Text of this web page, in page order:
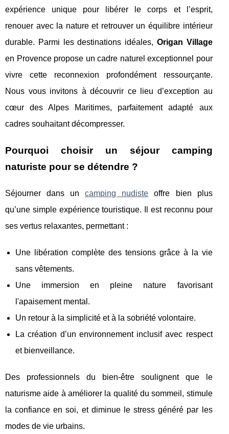
expérience unique pour libérer le corps et l’esprit,
renouer avec la nature et retrouver un équilibre intérieur
durable. Parmi les destinations idéales, Origan Village
en Provence propose un cadre naturel exceptionnel pour
vivre cette reconnexion profondément ressourçante.
Nous vous invitons à découvrir ce lieu d’exception au
cœur des Alpes Maritimes, parfaitement adapté aux
cadres souhaitant décompresser.
Pourquoi choisir un séjour camping
naturiste pour se détendre ?
Séjourner dans uncamping nudiste offre bien plus
qu’une simple expérience touristique. Il est reconnu pour
ses vertus relaxantes, permettant :
Une libération complète des tensions grâce à la vie
sans vêtements.
Une immersion en pleine nature favorisant
l'apaisement mental.
Un retour à la simplicité et à la sobriété volontaire.
La création d’un environnement inclusif avec respect
et bienveillance.
Des professionnels du bien-être soulignent que le
naturisme aide à améliorer la qualité du sommeil, stimule
la confiance en soi, et diminue le stress généré par les
modes de vie urbains.